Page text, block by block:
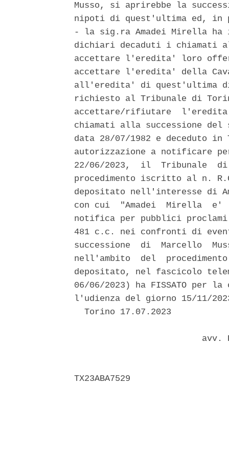
Musso, si aprirebbe la
nipoti di quest'ultima ed, in
- la sig.ra Amadei Mirella ha
dichiari decaduti i
accettare l'eredita' loro
accettare l'eredita' della
all'eredita' di
richiesto al Tribunale di
accettare/rifiutare
chiamati alla successione
data 28/07/1982 e deceduto
autorizzazione a notificare
22/06/2023,  il  Tribunale
procedimento iscritto al n.
depositato nell'interesse di
con cui  "Amadei  Mirella
notifica per pubblici
481 c.c. nei confronti di
successione  di  Marcello
nell'ambito  del
depositato, nel fascicolo
06/06/2023) ha FISSATO per
l'udienza del giorno 15/11/
  Torino 17.07.2023